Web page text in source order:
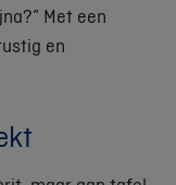
Met een
en